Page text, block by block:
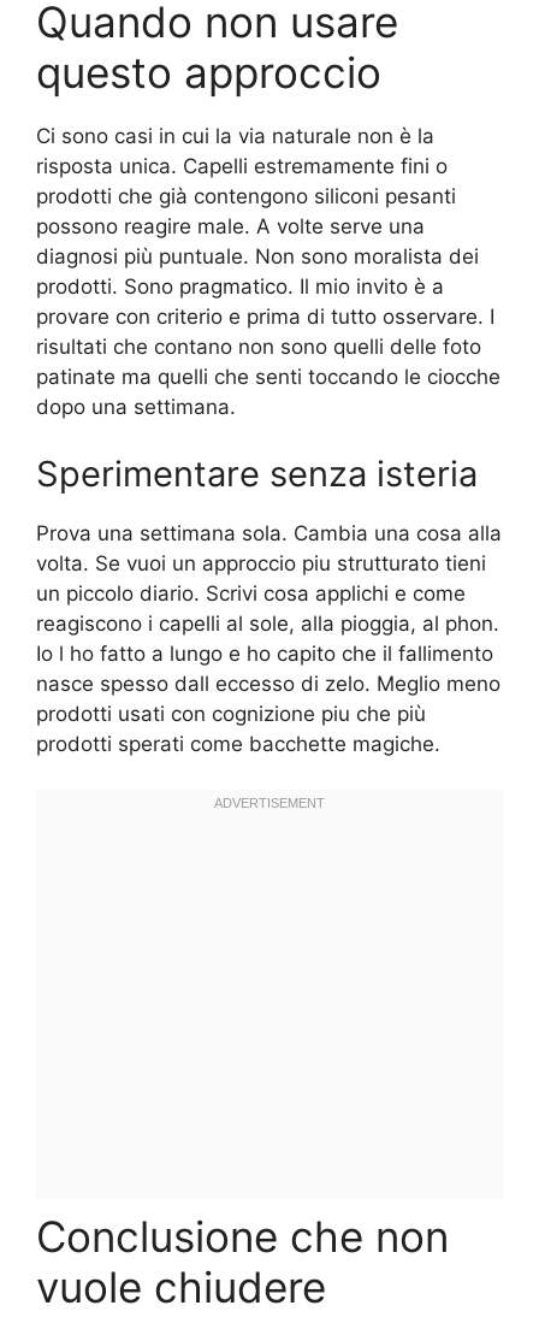
Quando non usare
questo approccio
Ci sono casi in cui la via naturale non è la
risposta unica. Capelli estremamente fini o
prodotti che già contengono siliconi pesanti
possono reagire male. A volte serve una
diagnosi più puntuale. Non sono moralista dei
prodotti. Sono pragmatico. Il mio invito è a
provare con criterio e prima di tutto osservare. I
risultati che contano non sono quelli delle foto
patinate ma quelli che senti toccando le ciocche
dopo una settimana.
Sperimentare senza isteria
Prova una settimana sola. Cambia una cosa alla
volta. Se vuoi un approccio piu strutturato tieni
un piccolo diario. Scrivi cosa applichi e come
reagiscono i capelli al sole, alla pioggia, al phon.
Io l ho fatto a lungo e ho capito che il fallimento
nasce spesso dall eccesso di zelo. Meglio meno
prodotti usati con cognizione piu che più
prodotti sperati come bacchette magiche.
Conclusione che non
vuole chiudere